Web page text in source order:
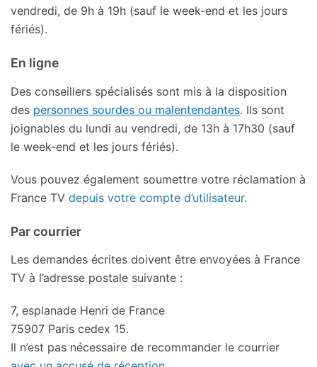
vendredi, de 9h à 19h (sauf le week-end et les jours
fériés).
En ligne
Des conseillers spécialisés sont mis à la disposition
des personnes sourdes ou malentendantes. Ils sont
joignables du lundi au vendredi, de 13h à 17h30 (sauf
le week-end et les jours fériés).
Vous pouvez également soumettre votre réclamation à
France TV depuis votre compte d’utilisateur.
Par courrier
Les demandes écrites doivent être envoyées à France
TV à l’adresse postale suivante :
7, esplanade Henri de France
75907 Paris cedex 15.
Il n’est pas nécessaire de recommander le courrier